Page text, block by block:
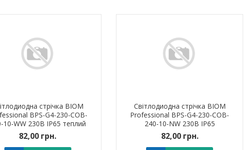
NIK 2300
В кошик В кошик
стрічка BIOM
BPS-G4-230-COB-
10-WW 230В IP65 теплий
білий, 1м
82,00 грн.
Світлодиодна стрічка BIOM
Professional BPS-G4-230-COB-
240-10-NW 230В IP65
нейтральний білий, 1м
82,00 грн.